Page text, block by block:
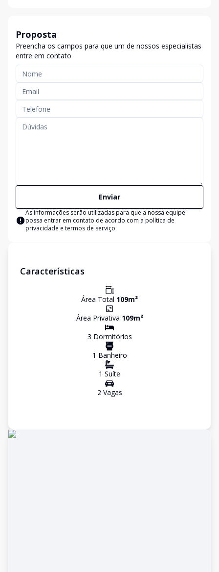
Proposta
Preencha os campos para que um de nossos especialistas
entre em contato
Enviar
As informações serão utilizadas para que a nossa equipe
possa entrar em contato de acordo com a política de
privacidade e termos de serviço
Características
Área Total 109m²
Área Privativa 109m²
3 Dormitórios
1 Banheiro
1 Suíte
2Vagas